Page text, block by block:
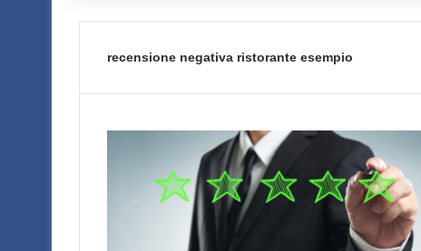
recensione negativa ristorante esempio